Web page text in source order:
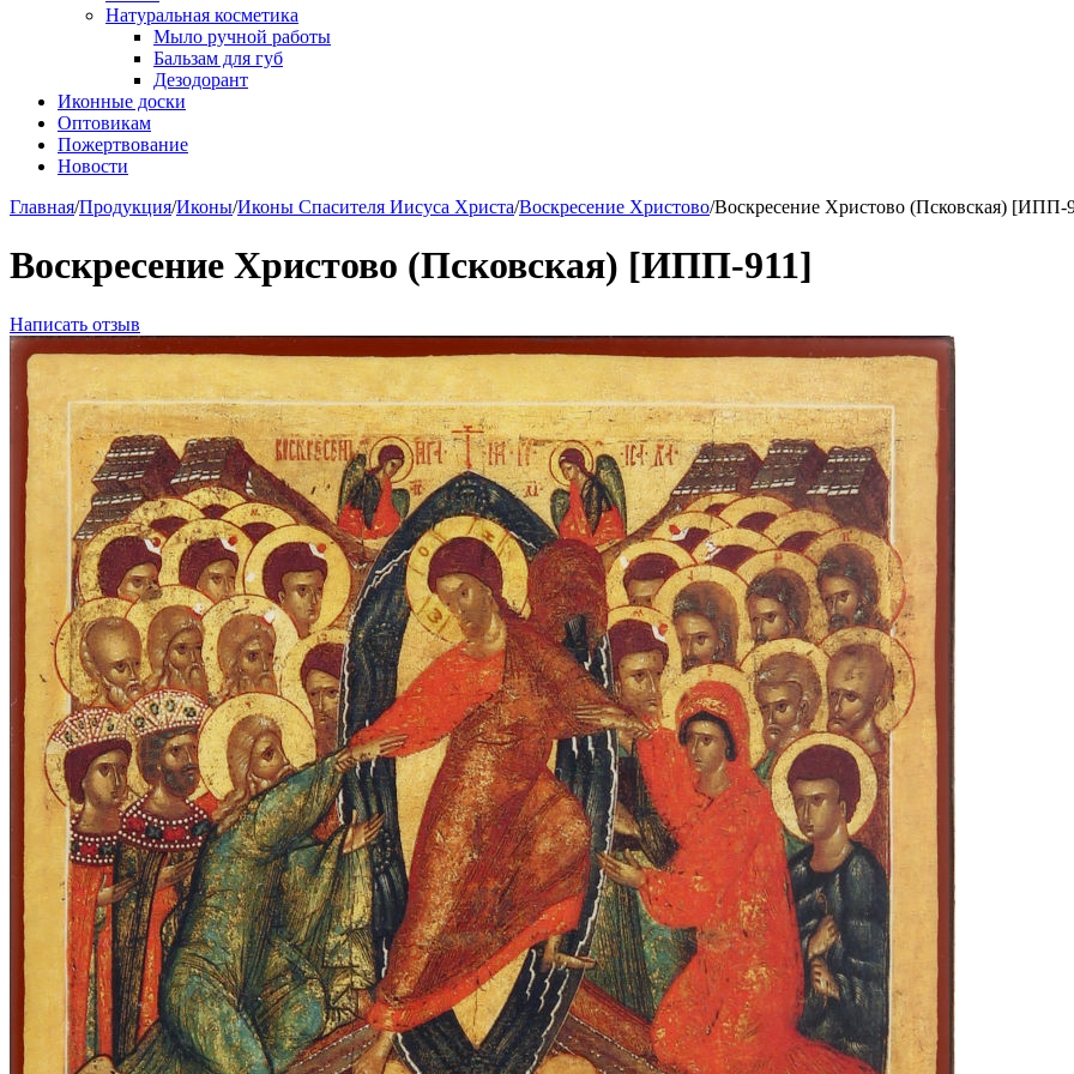
Натуральная косметика
Мыло ручной работы
Бальзам для губ
Дезодорант
Иконные доски
Оптовикам
Пожертвование
Новости
Главная/Продукция/Иконы/Иконы Спасителя Иисуса Христа/Воскресение Христово/Воскресение Христово (Псковская) [ИПП-
Воскресение Христово (Псковская) [ИПП-911]
Написать отзыв